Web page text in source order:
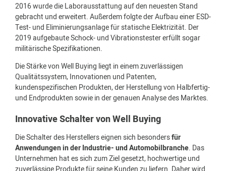
2016 wurde die Laborausstattung auf den neuesten Stand
gebracht und erweitert. Außerdem folgte der Aufbau einer ESD-
Test- und Eliminierungsanlage für statische Elektrizität. Der
2019 aufgebaute Schock- und Vibrationstester erfüllt sogar
militärische Spezifikationen.
Die Stärke von Well Buying liegt in einem zuverlässigen
Qualitätssystem, Innovationen und Patenten,
kundenspezifischen Produkten, der Herstellung von Halbfertig-
und Endprodukten sowie in der genauen Analyse des Marktes.
Innovative Schalter von Well Buying
Die Schalter des Herstellers eignen sich besondersfür
Anwendungen in der Industrie- und Automobilbranche. Das
Unternehmen hat es sich zum Ziel gesetzt, hochwertige und